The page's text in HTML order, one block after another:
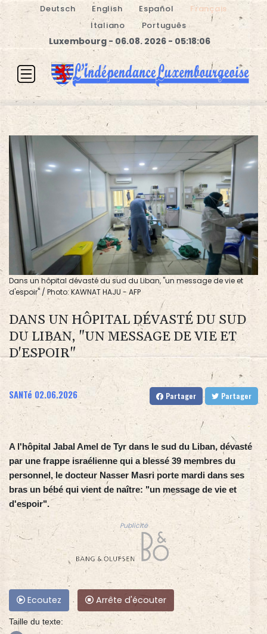
Deutsch English Español
Français
Italiano
Português
Luxembourg - 06.08. 2026 - 05:18:07
Dans un hôpital dévasté du sud du Liban, "un message de vie et
d'espoir" / Photo: KAWNAT HAJU - AFP
DANS UN HÔPITAL DÉVASTÉ DU SUD
DU LIBAN, "UN MESSAGE DE VIE ET
D'ESPOIR"
SANTé 02.06.2026 Partager Partager
A l'hôpital Jabal Amel de Tyr dans le sud du Liban, dévasté
par une frappe israélienne qui a blessé 39 membres du
personnel, le docteur Nasser Masri porte mardi dans ses
bras un bébé qui vient de naître: "un message de vie et
d'espoir".
Publicité
Ecoutez Arrête d'écouter
Taille du texte: